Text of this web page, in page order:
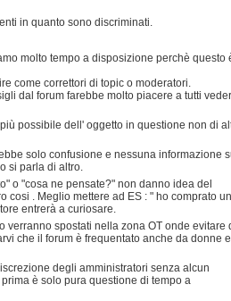
in quanto sono discriminati.
molto tempo a disposizione perchè questo
come correttori di topic o moderatori.
dal forum farebbe molto piacere a tutti
possibile dell' oggetto in questione non di
solo confusione e nessuna informazione
si parla di altro.
o "cosa ne pensate?" non danno idea del
cosi . Meglio mettere ad ES : " ho comprato un
entrerà a curiosare.
verranno spostati nella zona OT onde evitare
che il forum è frequentato anche da donne e
degli amministratori senza alcun
è solo pura questione di tempo a